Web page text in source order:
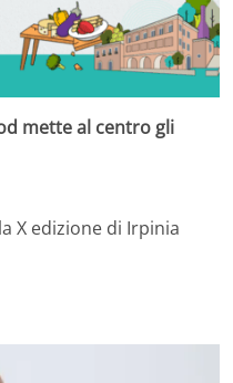
mette al centro gli
X edizione di Irpinia